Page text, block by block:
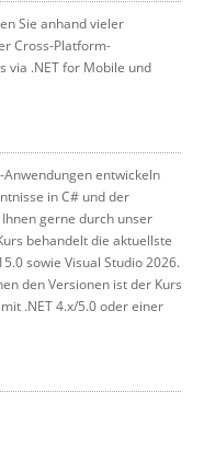
Sie anhand vieler
Cross-Platform-
via .NET for Mobile und
entwickeln
in C# und der
gerne durch unser
behandelt die aktuellste
sowie Visual Studio 2026.
den Versionen ist der Kurs
.NET 4.x/5.0 oder einer